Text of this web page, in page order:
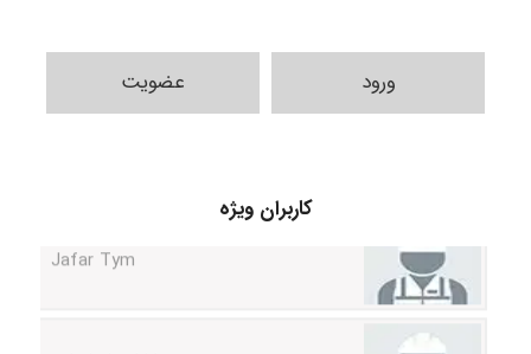
ورود عضویت
کاربران ویژه